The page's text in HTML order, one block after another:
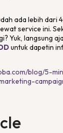
ada lebih dari
service ini.
Yuk, langsung
untuk dapetin
blog/5-